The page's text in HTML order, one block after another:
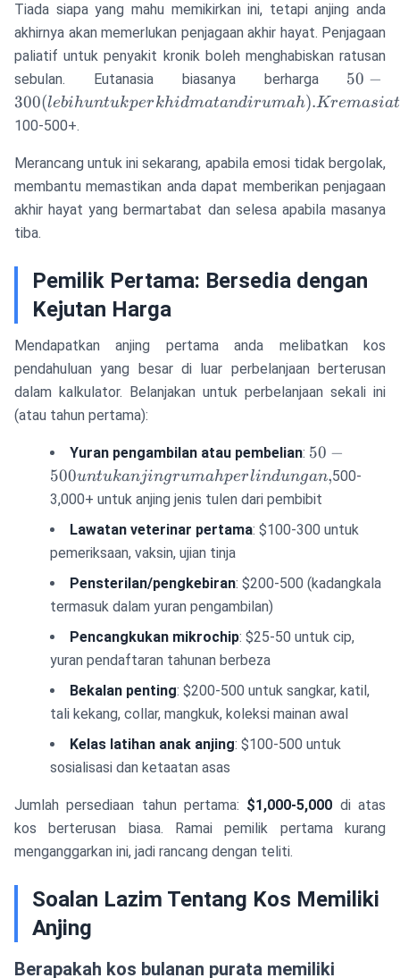
Tiada siapa yang mahu memikirkan ini, tetapi anjing anda
akhirnya akan memerlukan penjagaan akhir hayat. Penjagaan
paliatif untuk penyakit kronik boleh menghabiskan ratusan
sebulan. Eutanasia biasanya berharga 50-
untuk
50 −
300(lebihuntukperkhidmatandirumah).Kremasiat
100-500+.
Merancang untuk ini sekarang, apabila emosi tidak bergolak,
membantu memastikan anda dapat memberikan penjagaan
akhir hayat yang bermartabat dan selesa apabila masanya
tiba.
Pemilik Pertama: Bersedia dengan
Kejutan Harga
Mendapatkan anjing pertama anda melibatkan kos
pendahuluan yang besar di luar perbelanjaan berterusan
dalam kalkulator. Belanjakan untuk perbelanjaan sekali ini
(atau tahun pertama):
Yuran pengambilan atau pembelian: 50-500
anjing
50 −
500untukanjingrumahperlindungan,500-
3,000+ untuk anjing jenis tulen dari pembibit
Lawatan veterinar pertama: $100-300 untuk
pemeriksaan, vaksin, ujian tinja
Pensterilan/pengkebiran: $200-500 (kadangkala
termasuk dalam yuran pengambilan)
Pencangkukan mikrochip: $25-50 untuk cip,
yuran pendaftaran tahunan berbeza
Bekalan penting: $200-500 untuk sangkar, katil,
tali kekang, collar, mangkuk, koleksi mainan awal
Kelas latihan anak anjing: $100-500 untuk
sosialisasi dan ketaatan asas
Jumlah persediaan tahun pertama: $1,000-5,000 di atas
kos berterusan biasa. Ramai pemilik pertama kurang
menganggarkan ini, jadi rancang dengan teliti.
Soalan Lazim Tentang Kos Memiliki
Anjing
Berapakah kos bulanan purata memiliki